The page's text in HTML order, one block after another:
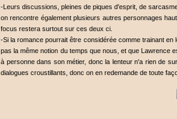
-Leurs discussions, pleines de piques d'esprit, de
on rencontre également plusieurs autres personnages
focus restera surtout sur ces deux ci.
-Si la romance pourrait être considérée comme trainant
pas la même notion du temps que nous, et que Lawrence
à personne dans son métier, donc la lenteur n'a rien de
dialogues croustillants, donc on en redemande de toute